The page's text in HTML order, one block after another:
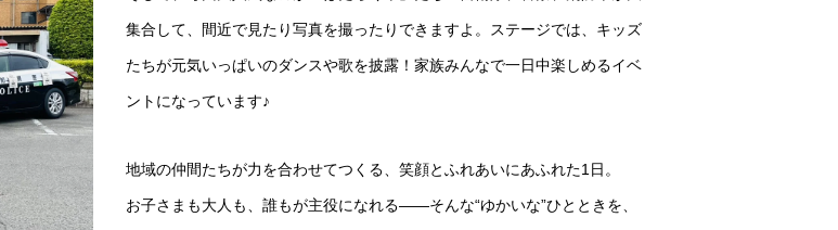
集合して、間近で見たり写真を撮ったりできますよ。ステージでは、キッズ
たちが元気いっぱいのダンスや歌を披露！家族みんなで一日中楽しめるイベ
ントになっています♪
地域の仲間たちが力を合わせてつくる、笑顔とふれあいにあふれた1日。
お子さまも大人も、誰もが主役になれる――そんな“ゆかいな”ひとときを、